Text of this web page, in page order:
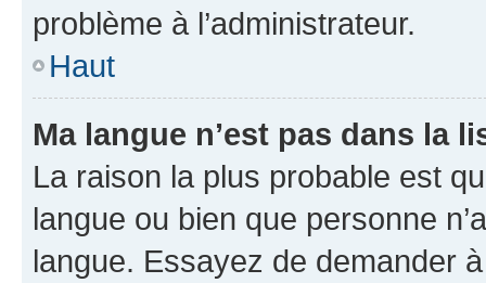
problème à l’administrateur.
Haut
Ma langue n’est pas dans la
La raison la plus probable est
langue ou bien que personne
langue. Essayez de demander